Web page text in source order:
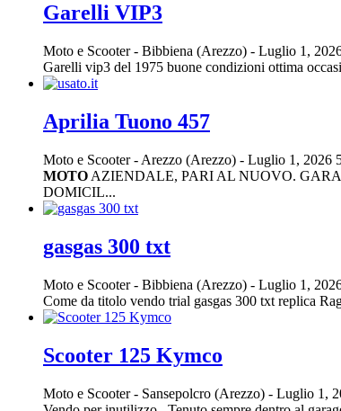
Garelli VIP3
Moto e Scooter- Bibbiena (Arezzo) - Luglio 1,
Garelli vip3 del 1975 buone condizioni ottima
Aprilia Tuono 457
Moto e Scooter- Arezzo (Arezzo) - Luglio 1, 2026
MOTO AZIENDALE, PARI AL NUOVO.
DOMICIL...
gasgas 300 txt
Moto e Scooter- Bibbiena (Arezzo) - Luglio 1,
Come da titolo vendo trial gasgas 300 txt replica
Scooter 125 Kymco
Moto e Scooter- Sansepolcro (Arezzo) - Luglio 1,